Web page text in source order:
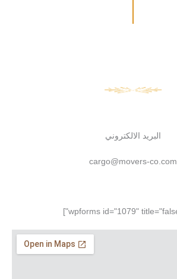
البريد الالكتروني
cargo@movers-co.com